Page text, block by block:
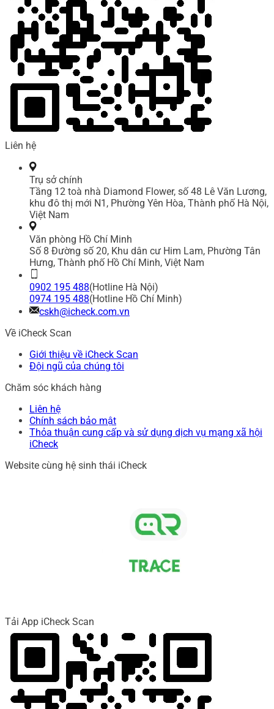
Liên hệ
Trụ sở chính
Tầng 12 toà nhà Diamond Flower, số 48 Lê Văn Lương,
khu đô thị mới N1, Phường Yên Hòa, Thành phố Hà Nội,
Việt Nam
Văn phòng Hồ Chí Minh
Số 8 Đường số 20, Khu dân cư Him Lam, Phường Tân
Hưng, Thành phố Hồ Chí Minh, Việt Nam
0902 195 488(Hotline Hà Nội)
0974 195 488(Hotline Hồ Chí Minh)
cskh@icheck.com.vn
Về iCheck Scan
Giới thiệu về iCheck Scan
Đội ngũ của chúng tôi
Chăm sóc khách hàng
Liên hệ
Chính sách bảo mật
Thỏa thuận cung cấp và sử dụng dịch vụ mạng xã hội
iCheck
Website cùng hệ sinh thái iCheck
Tải App iCheck Scan